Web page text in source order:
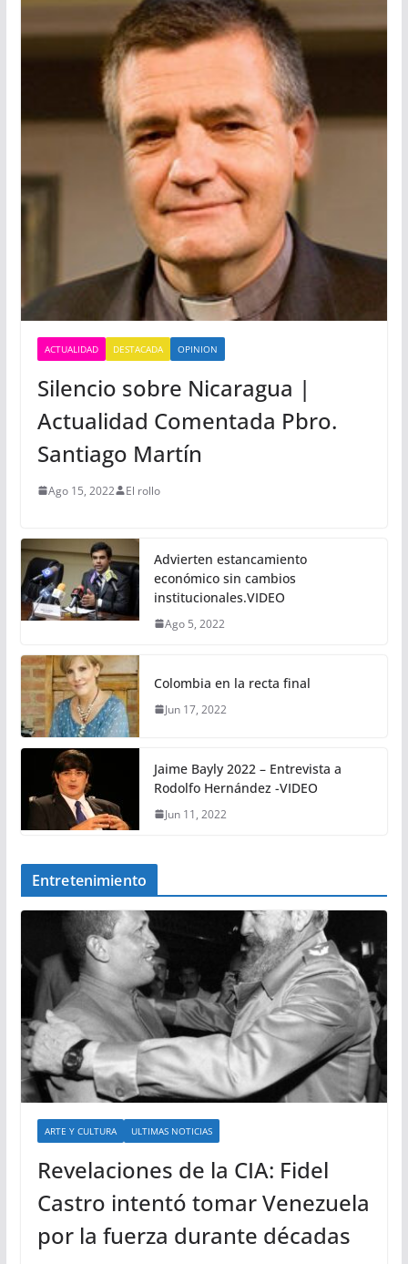
ACTUALIDAD DESTACADA OPINION
Silencio sobre Nicaragua |
Actualidad Comentada Pbro.
Santiago Martín
Ago 15, 2022 El rollo
Advierten estancamiento
económico sin cambios
institucionales.VIDEO
Ago 5, 2022
Colombia en la recta final
Jun 17, 2022
Jaime Bayly 2022 – Entrevista a
Rodolfo Hernández -VIDEO
Jun 11, 2022
Entretenimiento
ARTE Y CULTURA ULTIMAS NOTICIAS
Revelaciones de la CIA: Fidel
Castro intentó tomar Venezuela
por la fuerza durante décadas